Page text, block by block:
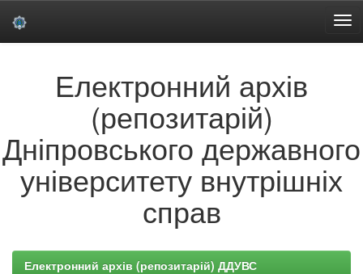
Електронний архів
(репозитарій)
Дніпровського державного
університету внутрішніх
справ
Електронний архів (репозитарій) ДДУВС